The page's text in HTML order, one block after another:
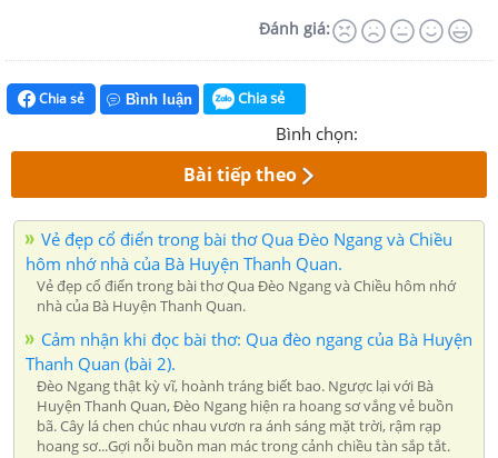
Đánh giá:
Chia sẻ Bình luận Chia sẻ
Bình chọn:
Bài tiếp theo
Vẻ đẹp cổ điển trong bài thơ Qua Đèo Ngang và Chiều
hôm nhớ nhà của Bà Huyện Thanh Quan.
Vẻ đẹp cổ điển trong bài thơ Qua Đèo Ngang và Chiều hôm nhớ
nhà của Bà Huyện Thanh Quan.
Cảm nhận khi đọc bài thơ: Qua đèo ngang của Bà Huyện
Thanh Quan (bài 2).
Đèo Ngang thật kỳ vĩ, hoành tráng biết bao. Ngược lại với Bà
Huyện Thanh Quan, Đèo Ngang hiện ra hoang sơ vắng vẻ buồn
bã. Cây lá chen chúc nhau vươn ra ánh sáng mặt trời, rậm rạp
hoang sơ...Gợi nỗi buồn man mác trong cảnh chiều tàn sắp tắt.